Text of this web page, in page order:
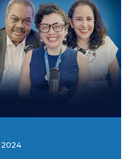
2024